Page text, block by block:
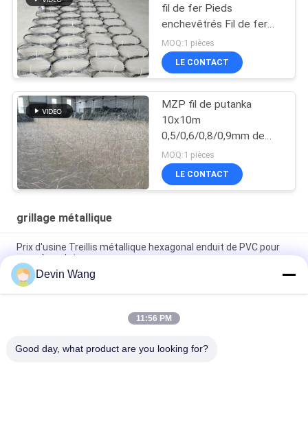
fil de fer Pieds
enchevêtrés Fil de fer
Obstacle peu visible
MOQ:1 pièces
LE CONTACT
MZP fil de putanka
10x10m
0,5/0,6/0,8/0,9mm de
diamètre fil d'acier à
haute traction réseau
MOQ:1 pièces
LE CONTACT
grillage métallique
Prix d'usine Treillis métallique hexagonal enduit de PVC pour
cage à poulet
Réseau de protection hexagonale en acier galvanisé solide,
multi-fonctionnel, filet de cage soudé pour animaux
Obstacle à faible visibilité en acier de 10 m de périmètre MZP-
Devin Wang
11:56 PM
Good day, what product are you looking for?